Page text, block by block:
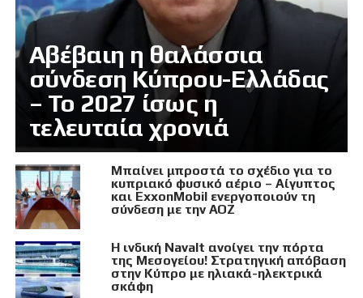
Αβέβαιη η θαλάσσια
σύνδεση Κύπρου-Ελλάδας
– Το 2027 ίσως η
τελευταία χρονιά
Μπαίνει μπροστά το σχέδιο για το
κυπριακό φυσικό αέριο – Αίγυπτος
και ExxonMobil ενεργοποιούν τη
σύνδεση με την ΑΟΖ
Η ινδική Navalt ανοίγει την πόρτα
της Μεσογείου! Στρατηγική απόβαση
στην Κύπρο με ηλιακά-ηλεκτρικά
σκάφη